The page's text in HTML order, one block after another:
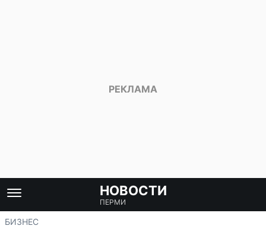
НОВОСТИ
ПЕРМИ
БИЗНЕС